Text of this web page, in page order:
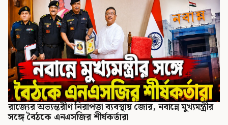
রাজ্যের অভ্যন্তরীণ নিরাপত্তা ব্যবস্থায় জোর, নবান্নে মুখ্যমন্ত্রীর
সঙ্গে বৈঠকে এনএসজির শীর্ষকর্তারা